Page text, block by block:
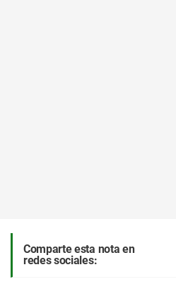
Comparte esta nota en
redes sociales: